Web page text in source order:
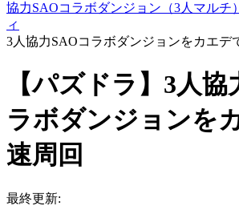
協力SAOコラボダンジョン（3人マルチ
ィ
3人協力SAOコラボダンジョンをカエデ
【パズドラ】3人協
ラボダンジョンを
速周回
最終更新: